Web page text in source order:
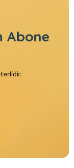
Abone